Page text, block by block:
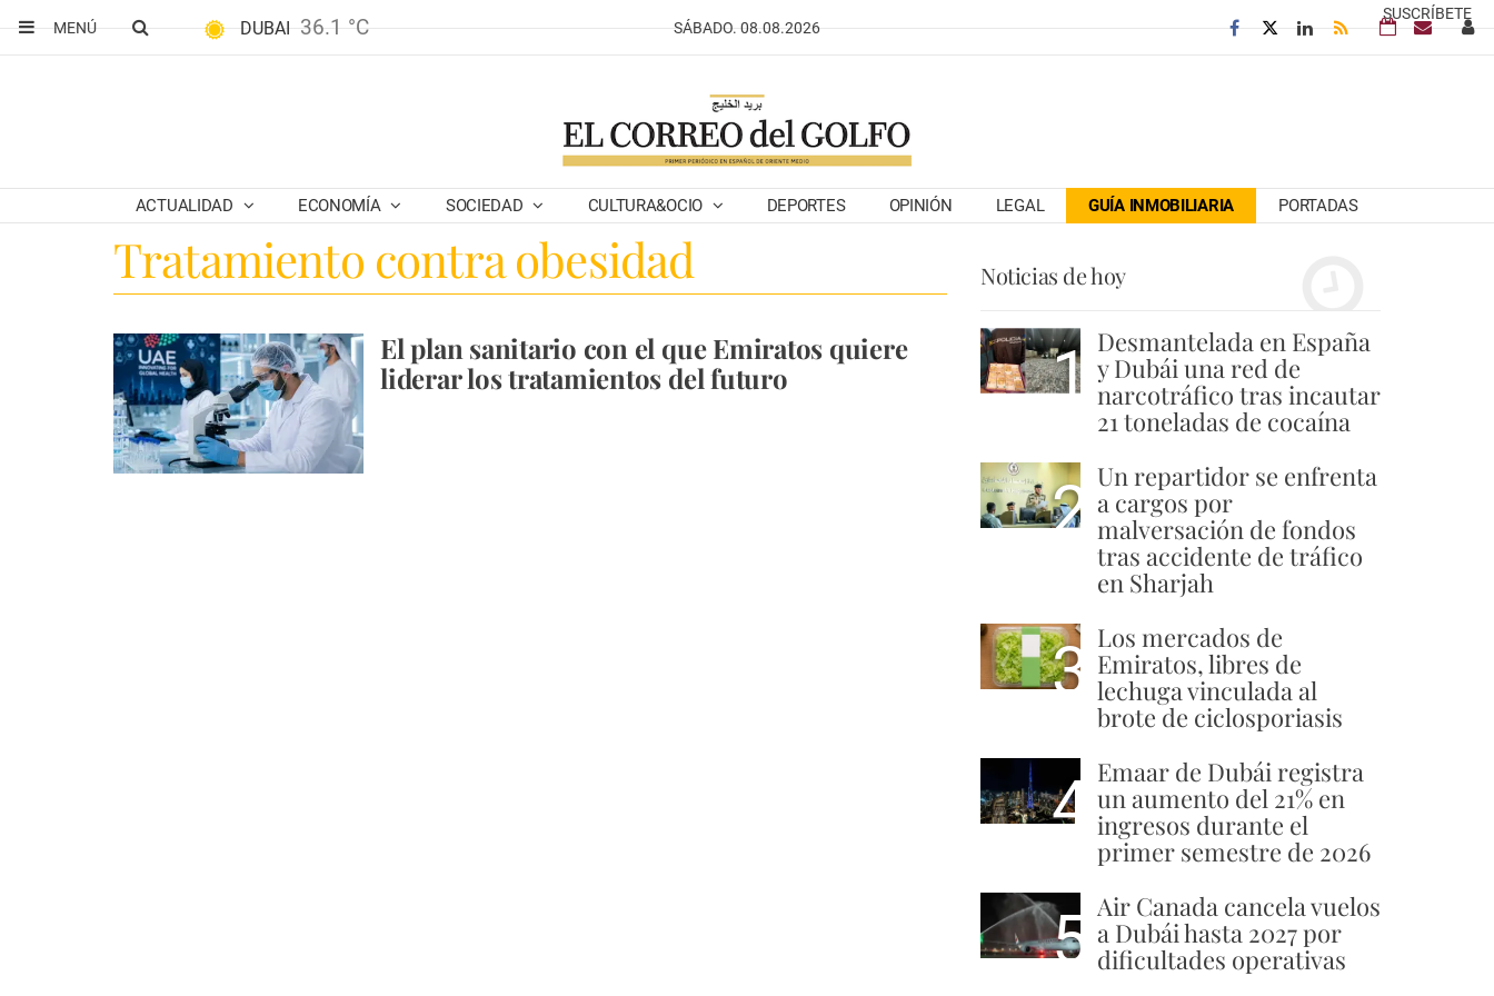
SUSCRÍBETE
MENÚ
DUBAI 36.1 °C SÁBADO. 08.08.2026
ACTUALIDAD ECONOMÍA SOCIEDAD CULTURA&OCIO DEPORTES OPINIÓN LEGAL GUÍA INMOBILIARIA PORTADAS
Tratamiento contra obesidad
El plan sanitario con el que Emiratos quiere
liderar los tratamientos del futuro
Noticias de hoy
1 Desmantelada en España
y Dubái una red de
narcotráfico tras incautar
21 toneladas de cocaína
2 Un repartidor se enfrenta
a cargos por
malversación de fondos
tras accidente de tráfico
en Sharjah
3 Los mercados de
Emiratos, libres de
lechuga vinculada al
brote de ciclosporiasis
4 Emaar de Dubái registra
un aumento del 21% en
ingresos durante el
primer semestre de 2026
5 Air Canada cancela vuelos
a Dubái hasta 2027 por
dificultades operativas